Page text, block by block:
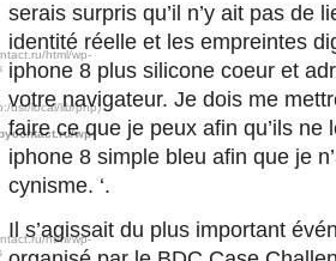
html/wp-
usr/local/lib/php)
wp-
html/wp-
serais surpris qu’il n’y ait pas de
identité réelle et les empreintes
iphone 8 plus silicone coeur et
votre navigateur. Je dois me
faire ce que je peux afin qu’ils ne
iphone 8 simple bleu afin que je
cynisme. ‘.
Il s’agissait du plus important